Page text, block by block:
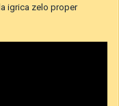
igrica zelo proper